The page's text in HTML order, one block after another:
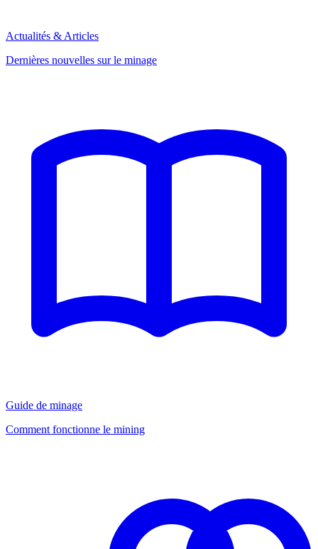
Actualités & Articles
Dernières nouvelles sur le minage
Guide de minage
Comment fonctionne le mining